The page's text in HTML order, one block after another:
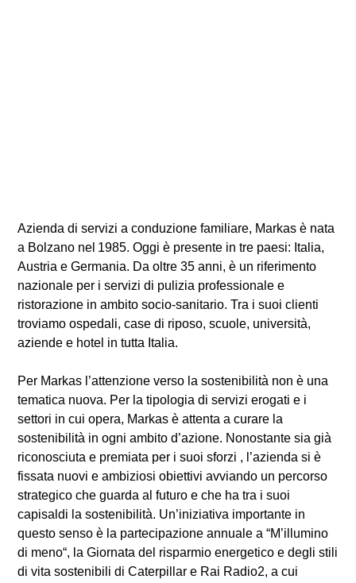
Azienda di servizi a conduzione familiare, Markas è nata
a Bolzano nel 1985. Oggi è presente in tre paesi: Italia,
Austria e Germania. Da oltre 35 anni, è un riferimento
nazionale per i servizi di pulizia professionale e
ristorazione in ambito socio-sanitario. Tra i suoi clienti
troviamo ospedali, case di riposo, scuole, università,
aziende e hotel in tutta Italia.
Per Markas l’attenzione verso la sostenibilità non è una
tematica nuova. Per la tipologia di servizi erogati e i
settori in cui opera, Markas è attenta a curare la
sostenibilità in ogni ambito d’azione. Nonostante sia già
riconosciuta e premiata per i suoi sforzi , l’azienda si è
fissata nuovi e ambiziosi obiettivi avviando un percorso
strategico che guarda al futuro e che ha tra i suoi
capisaldi la sostenibilità. Un’iniziativa importante in
questo senso è la partecipazione annuale a “M’illumino
di meno“, la Giornata del risparmio energetico e degli stili
di vita sostenibili di Caterpillar e Rai Radio2, a cui